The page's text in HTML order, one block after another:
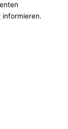
informieren.